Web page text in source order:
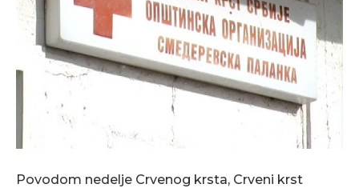
Povodom nedelje Crvenog krsta, Crveni krst